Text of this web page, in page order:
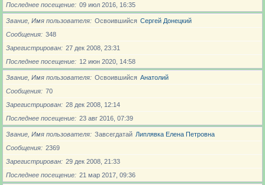
Последнее посещение
09 июл 2016, 16:35
Звание, Имя пользователя Освоившийся Сергей Донецкий
Сообщения
348
Зарегистрирован
27 дек 2008, 23:31
Последнее посещение
12 июн 2020, 14:58
Звание, Имя пользователя Освоившийся Анатолий
Сообщения
70
Зарегистрирован
28 дек 2008, 12:14
Последнее посещение
23 авг 2016, 07:39
Звание, Имя пользователя Завсегдатай Липлявка Елена Петровна
Сообщения
2369
Зарегистрирован
29 дек 2008, 21:33
Последнее посещение
21 мар 2017, 09:36